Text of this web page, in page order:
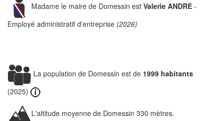
Madame le maire de Domessin est Valerie ANDRE -
Employé administratif d'entreprise (2026)
La population de Domessin est de 1999 habitants
(2025)
L'altitude moyenne de Domessin 330 mètres.